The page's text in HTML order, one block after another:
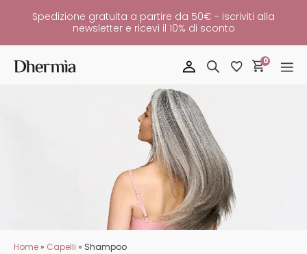
Spedizione gratuita a partire da 50€ - iscriviti alla
newsletter e ricevi il 10% di sconto
0
Home» Capelli » Shampoo